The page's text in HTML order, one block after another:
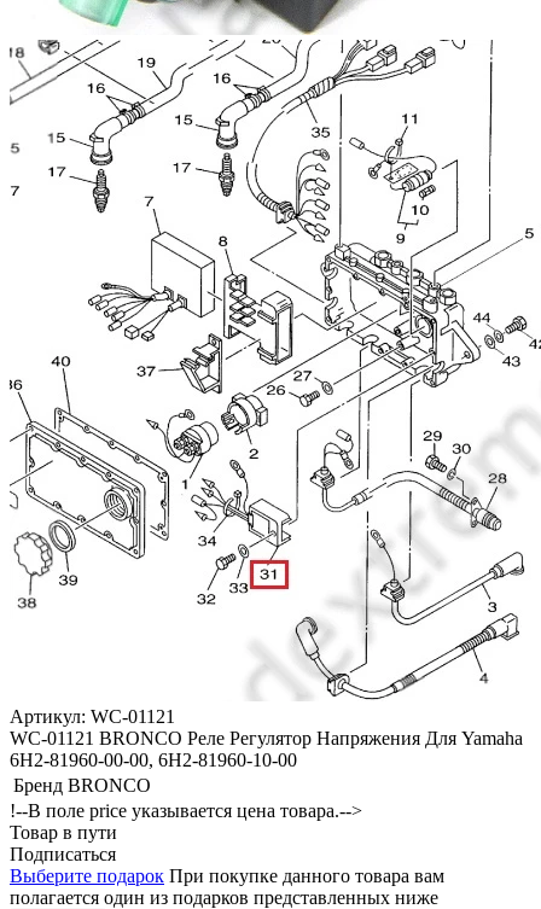
Артикул: WC-01121
WC-01121 BRONCO Реле Регулятор Напряжения Для Yamaha
6H2-81960-00-00, 6H2-81960-10-00
Бренд BRONCO
!--В поле price указывается цена товара.-->
Товар в пути
Подписаться
Выберите подарок При покупке данного товара вам
полагается один из подарков представленных ниже